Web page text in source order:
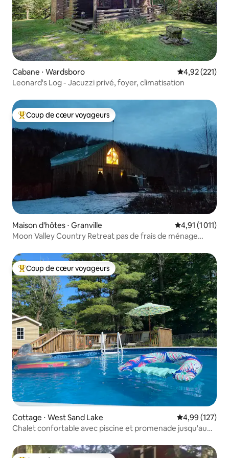
Cabane ⋅ Wardsboro Évaluation
4,92 (221)
Leonard's Log - Jacuzzi privé, foyer, climatisation
Coups de cœur voyageurs les plus appréciés
Coup de cœur voyageurs
Maison d'hôtes ⋅ Granville Évaluation
4,91 (1 011)
Moon Valley Country Retreat pas de frais de ménage
Coups de cœur voyageurs les plus appréciés
Coup de cœur voyageurs
Cottage ⋅ West Sand Lake Évaluation
4,99 (127)
Chalet confortable avec piscine et promenade jusqu'au